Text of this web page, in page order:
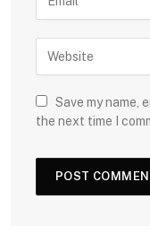
Save my name,
the next time I